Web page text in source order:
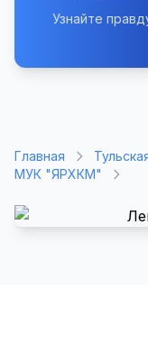
Узнайте
Главная
МУК "ЯРХКМ"